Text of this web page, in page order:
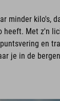
minder kilo's,
heeft. Met z'n
en
je in de